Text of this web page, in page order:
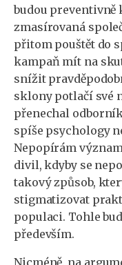
budou preventivně
zmasírovaná
přitom pouštět do
kampaň mít na
snížit
sklony potlačí své
přenechal
spíše psychology
Nepopírám
divil, kdyby se
takový způsob,
stigmatizovat
populaci. Tohle
především.
Nicméně, na